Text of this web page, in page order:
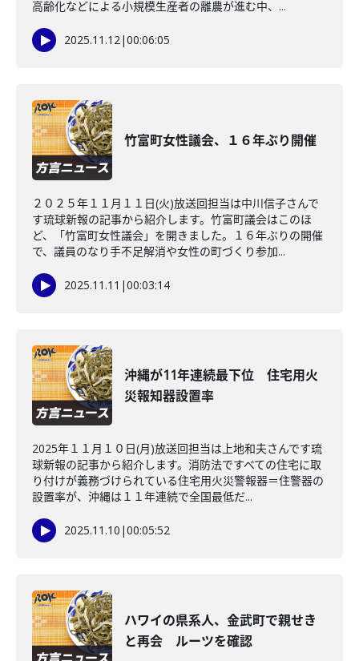
高齢化などによる小規模生産者の離農が進む中、...
2025.11.12|00:06:05
竹富町女性議会、１６年ぶり開催
２０２５年１１月１１日(火)放送回担当は中川信子さんで
す琉球新報の記事から紹介します。竹富町議会はこのほ
ど、「竹富町女性議会」を開きました。１６年ぶりの開催
で、議員のなり手不足解消や女性の町づくり参加...
2025.11.11 |00:03:14
沖縄が11年連続最下位 住宅用火
災報知器設置率
2025年１１月１０日(月)放送回担当は上地和夫さんです琉
球新報の記事から紹介します。消防法ですべての住宅に取
り付けが義務づけられている住宅用火災警報器＝住警器の
設置率が、沖縄は１１年連続で全国最低だ...
2025.11.10 |00:05:52
ハワイの県系人、金武町で親せき
と再会 ルーツを確認